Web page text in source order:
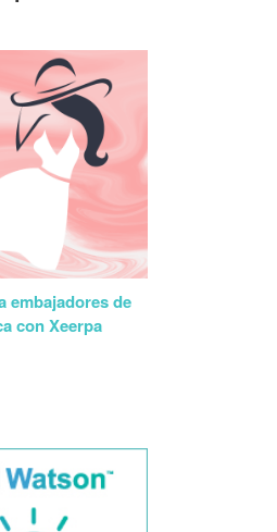
embajadores de
con Xeerpa